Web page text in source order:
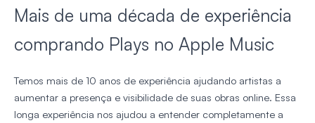
Mais de uma década de experiência
comprando Plays no Apple Music
Temos mais de 10 anos de experiência ajudando artistas a
aumentar a presença e visibilidade de suas obras online. Essa
longa experiência nos ajudou a entender completamente a